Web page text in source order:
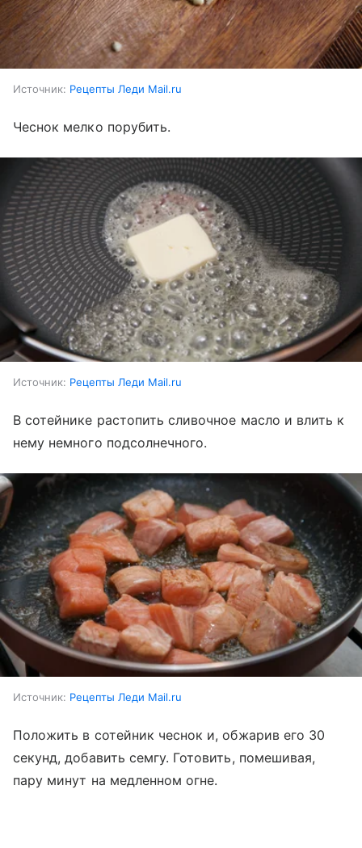
Источник: Рецепты Леди Mail.ru
Чеснок мелко порубить.
Источник: Рецепты Леди Mail.ru
В сотейнике растопить сливочное масло и влить к
нему немного подсолнечного.
Источник: Рецепты Леди Mail.ru
Положить в сотейник чеснок и, обжарив его 30
секунд, добавить семгу. Готовить, помешивая,
пару минут на медленном огне.